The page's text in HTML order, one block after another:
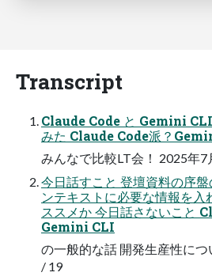
Transcript
Claude Code と Gemini CLI
みた Claude Code派？
みんなで比較LT会！ 2025年7
今日話すこと 登壇資料の序
ンテキストに必要な情報を入
ススメか 今日話さないこと
Gemini CLI
の一般的な話 開発生産性につ
/ 19